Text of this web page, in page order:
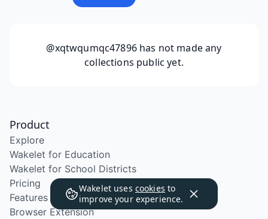
@xqtwqumqc47896has not made any
collections public yet.
Wakelet uses cookies to
improve your experience.
Product
Explore
Wakelet for Education
Wakelet for School Districts
Pricing
Features
Browser Extension